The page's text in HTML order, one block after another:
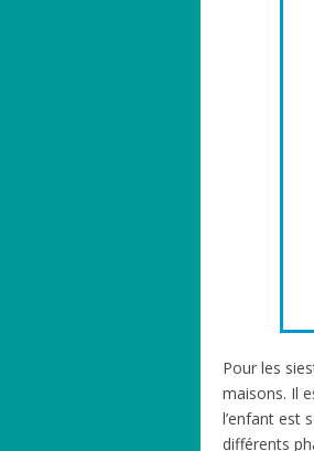
Pour les
maisons. Il
l’enfant est
différents